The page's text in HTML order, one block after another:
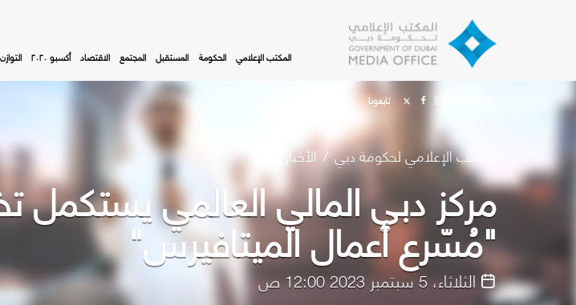
المكتب الإعلامي الحكومة المستقبل المجتمع الاقتصاد أكسبو ٢٠٢٠
تابعونا
المكتب الإعلامي لحكومة دبي الأخبار
مركز دبي المالي العالمي يستكمل
"مُسّرع أعمال الميتافيرس"
الثلاثاء، 5 سبتمبر 2023 12:00 ص